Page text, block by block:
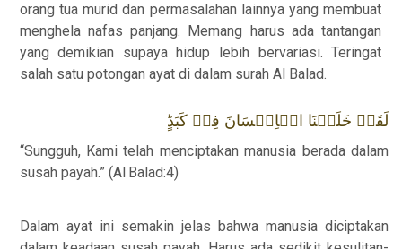
orang tua murid dan permasalahan lainnya yang membuat
menghela nafas panjang. Memang harus ada tantangan
yang demikian supaya hidup lebih bervariasi. Teringat
salah satu potongan ayat di dalam surah Al Balad.
لَقَدۡ خَلَقۡنَا الۡاِنۡسَانَ فِىۡ كَبَدٍؕ
“Sungguh, Kami telah menciptakan manusia berada dalam
susah payah.” (Al Balad:4)
Dalam ayat ini semakin jelas bahwa manusia diciptakan